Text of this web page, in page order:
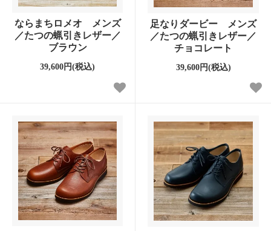
ならまちロメオ メンズ
／たつの蝋引きレザー／
ブラウン
39,600円(税込)
足なりダービー メンズ
／たつの蝋引きレザー／
チョコレート
39,600円(税込)